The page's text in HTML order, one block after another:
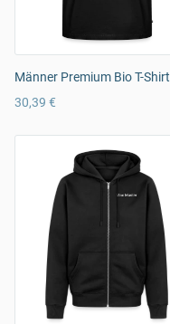
Männer Premium Bio T-Shirt
30,39 €